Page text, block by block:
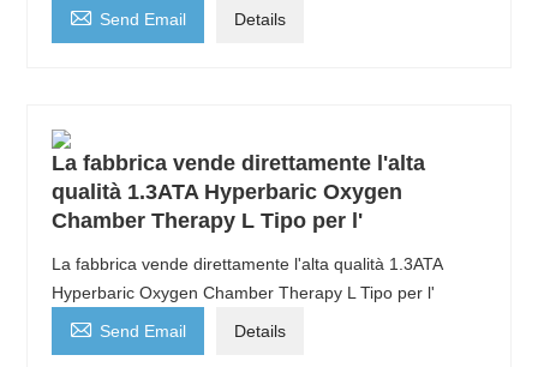
 Send Email Details
La fabbrica vende direttamente l'alta
qualità 1.3ATA Hyperbaric Oxygen
Chamber Therapy L Tipo per l'
La fabbrica vende direttamente l'alta qualità 1.3ATA
Hyperbaric Oxygen Chamber Therapy L Tipo per l'
 Send Email Details